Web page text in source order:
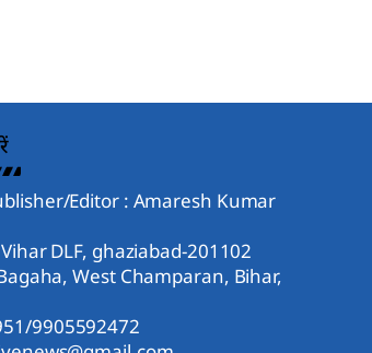
Editor : Amaresh Kumar
DLF, ghaziabad-201102
West Champaran, Bihar,
9905592472